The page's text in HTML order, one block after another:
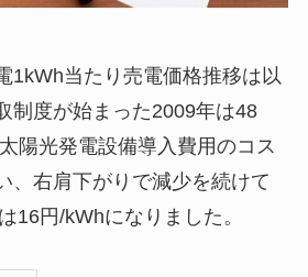
1kWh当たり売電価格推移は以
制度が始まった2009年は48
陽光発電設備導入費用のコス
、右肩下がりで減少を続けて
16円/kWhになりました。